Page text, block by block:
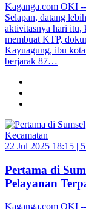
Kaganga.com OKI
Selapan, datang
aktivitasnya hari itu,
membuat KTP,
Kayuagung, ibu
berjarak 87…
22 Jul 2025 18:15 |
Pertama di
Pelayanan
Kaganga.com OKI